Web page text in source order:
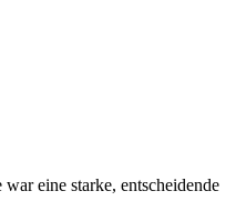
eine starke, entscheidende